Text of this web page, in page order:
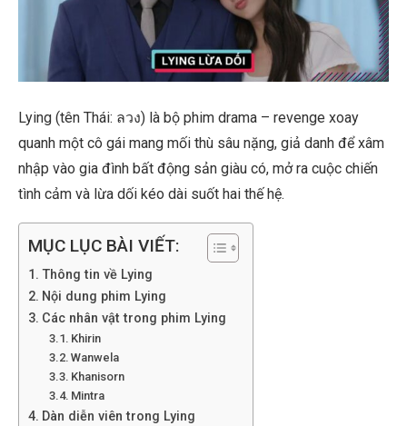
Lying (tên Thái: ลวง) là bộ phim drama – revenge xoay
quanh một cô gái mang mối thù sâu nặng, giả danh để xâm
nhập vào gia đình bất động sản giàu có, mở ra cuộc chiến
tình cảm và lừa dối kéo dài suốt hai thế hệ.
MỤC LỤC BÀI VIẾT:
Thông tin về Lying
Nội dung phim Lying
Các nhân vật trong phim Lying
Khirin
Wanwela
Khanisorn
Mintra
Dàn diễn viên trong Lying